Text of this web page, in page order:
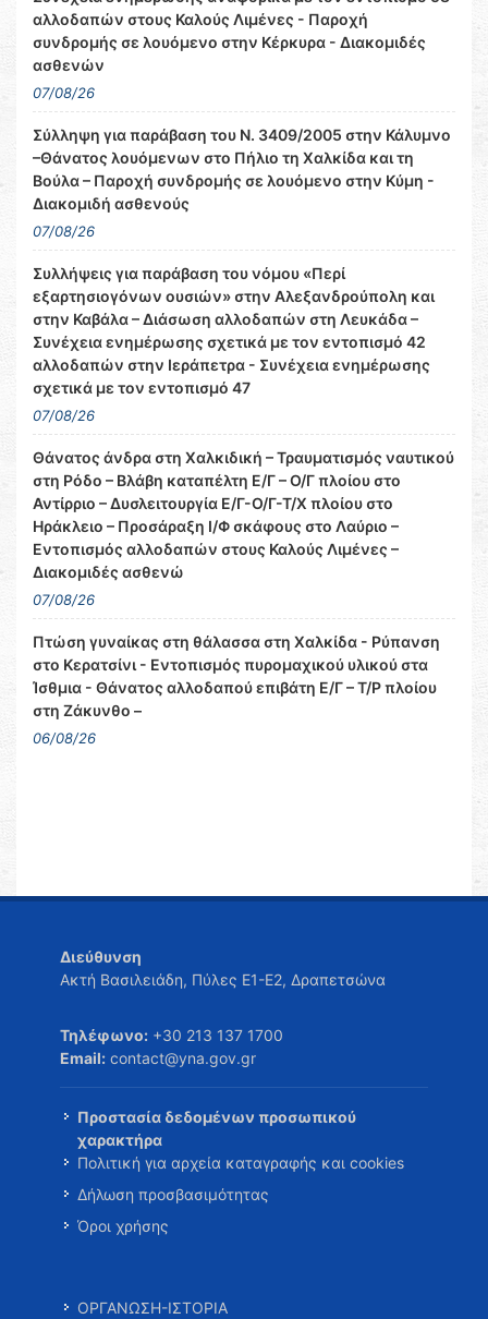
αλλοδαπών στους Καλούς Λιμένες - Παροχή
συνδρομής σε λουόμενο στην Κέρκυρα - Διακομιδές
ασθενών
07/08/26
Σύλληψη για παράβαση του Ν. 3409/2005 στην Κάλυμνο
–Θάνατος λουόμενων στο Πήλιο τη Χαλκίδα και τη
Βούλα – Παροχή συνδρομής σε λουόμενο στην Κύμη -
Διακομιδή ασθενούς
07/08/26
Συλλήψεις για παράβαση του νόμου «Περί
εξαρτησιογόνων ουσιών» στην Αλεξανδρούπολη και
στην Καβάλα – Διάσωση αλλοδαπών στη Λευκάδα –
Συνέχεια ενημέρωσης σχετικά με τον εντοπισμό 42
αλλοδαπών στην Ιεράπετρα - Συνέχεια ενημέρωσης
σχετικά με τον εντοπισμό 47
07/08/26
Θάνατος άνδρα στη Χαλκιδική – Τραυματισμός ναυτικού
στη Ρόδο – Βλάβη καταπέλτη Ε/Γ – Ο/Γ πλοίου στο
Αντίρριο – Δυσλειτουργία Ε/Γ-Ο/Γ-Τ/Χ πλοίου στο
Ηράκλειο – Προσάραξη Ι/Φ σκάφους στο Λαύριο –
Εντοπισμός αλλοδαπών στους Καλούς Λιμένες –
Διακομιδές ασθενώ
07/08/26
Πτώση γυναίκας στη θάλασσα στη Χαλκίδα - Ρύπανση
στο Κερατσίνι - Εντοπισμός πυρομαχικού υλικού στα
Ίσθμια - Θάνατος αλλοδαπού επιβάτη Ε/Γ – Τ/Ρ πλοίου
στη Ζάκυνθο –
06/08/26
Διεύθυνση
Ακτή Βασιλειάδη, Πύλες Ε1-Ε2, Δραπετσώνα
Τηλέφωνο: +30 213 137 1700
Email: contact@yna.gov.gr
Προστασία δεδομένων προσωπικού
χαρακτήρα
Πολιτική για αρχεία καταγραφής και cookies
Δήλωση προσβασιμότητας
Όροι χρήσης
ΟΡΓΑΝΩΣΗ-ΙΣΤΟΡΙΑ